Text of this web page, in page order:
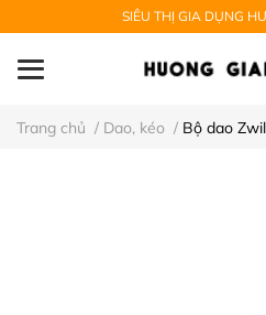
SIÊU THỊ GIA DỤNG
Trang chủ / Dao, kéo / Bộ dao